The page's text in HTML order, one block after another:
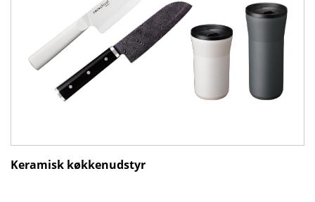
Keramisk køkkenudstyr